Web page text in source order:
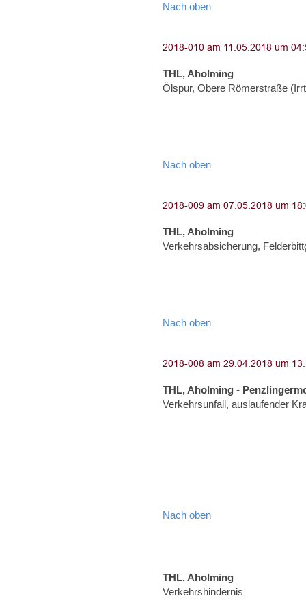
Nach oben
THL, Aholming
Ölspur, Obere Römerstraße
Nach oben
THL, Aholming
Verkehrsabsicherung,
Nach oben
THL, Aholming -
Verkehrsunfall, auslaufender
Nach oben
THL, Aholming
Verkehrshindernis